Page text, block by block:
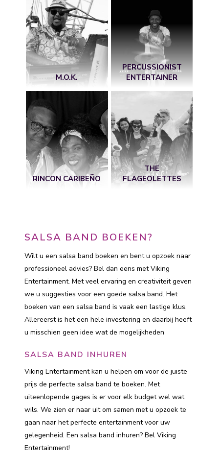
M.O.K.
PERCUSSIONIST
ENTERTAINER
RINCON CARIBEÑO
THE
FLAGEOLETTES
SALSA BAND BOEKEN?
Wilt u een salsa band boeken en bent u opzoek naar
professioneel advies? Bel dan eens met Viking
Entertainment. Met veel ervaring en creativiteit geven
we u suggesties voor een goede salsa band. Het
boeken van een salsa band is vaak een lastige klus.
Allereerst is het een hele investering en daarbij heeft
u misschien geen idee wat de mogelijkheden
SALSA BAND INHUREN
Viking Entertainment kan u helpen om voor de juiste
prijs de perfecte salsa band te boeken. Met
uiteenlopende gages is er voor elk budget wel wat
wils. We zien er naar uit om samen met u opzoek te
gaan naar het perfecte entertainment voor uw
gelegenheid. Een salsa band inhuren? Bel Viking
Entertainment!